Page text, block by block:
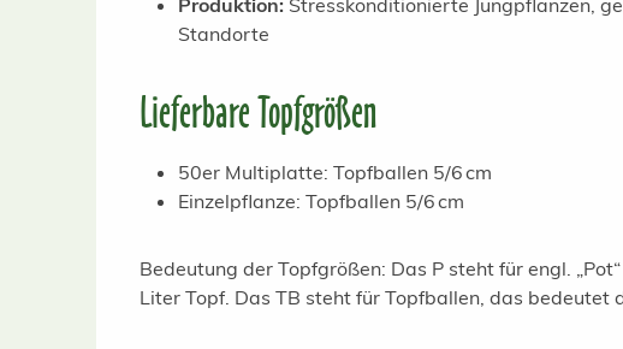
Produktion: Stresskonditionierte Jungpflanzen,
Standorte
Lieferbare Topfgrößen
50er Multiplatte: Topfballen 5/6 cm
Einzelpflanze: Topfballen 5/6 cm
Bedeutung der Topfgrößen: Das P steht für engl.
Liter Topf. Das TB steht für Topfballen, das bedeutet